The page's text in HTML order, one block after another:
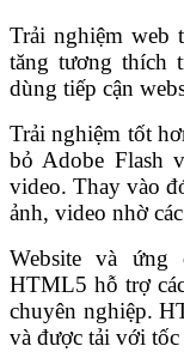
Trải nghiệm web
tăng tương thích
dùng tiếp cận
Trải nghiệm tốt
bỏ Adobe Flash
video. Thay vào
ảnh, video nhờ
Website và
HTML5 hỗ trợ
chuyên nghiệp.
và được tải với